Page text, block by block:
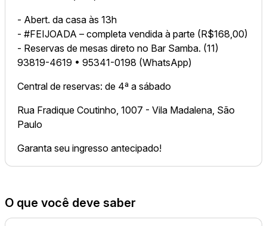
- Abert. da casa às 13h
- #FEIJOADA – completa vendida à parte (R$168,00)
- Reservas de mesas direto no Bar Samba. (11)
93819-4619 • 95341-0198 (WhatsApp)
Central de reservas: de 4ª a sábado
Rua Fradique Coutinho, 1007 - Vila Madalena, São
Paulo⁣⁣⁣⁣⁣⁣⁣⁣⁣⁣⁣⁣⁣⁣⁣⁣⁣⁣⁣⁣⁣⁣⁣⁣⁣
Garanta seu ingresso antecipado!
O que você deve saber